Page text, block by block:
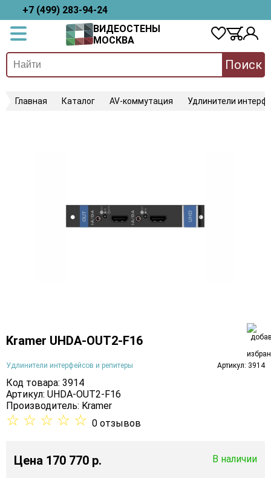
+7 (499) 283-94-24
ВИДЕОСТЕНЫ
МОСКВА
Поиск
Главная Каталог AV-коммутация Удлинители
Kramer UHDA-OUT2-F16
Удлинители интерфейсов и репитеры Артикул: 3914
Код товара: 3914
Артикул: UHDA-OUT2-F16
Производитель: Kramer
☆ ☆ ☆ ☆ ☆ 0 отзывов
Цена 170 770 p. В наличии